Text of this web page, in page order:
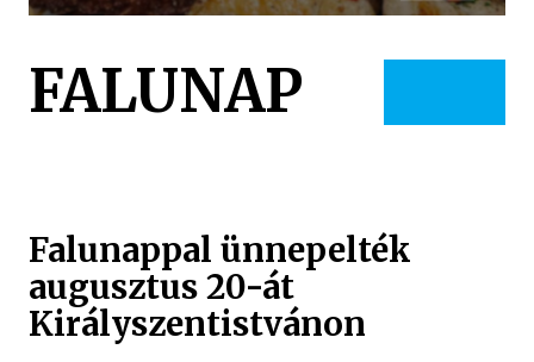
FALUNAP
Falunappal ünnepelték
augusztus 20-át
Királyszentistvánon